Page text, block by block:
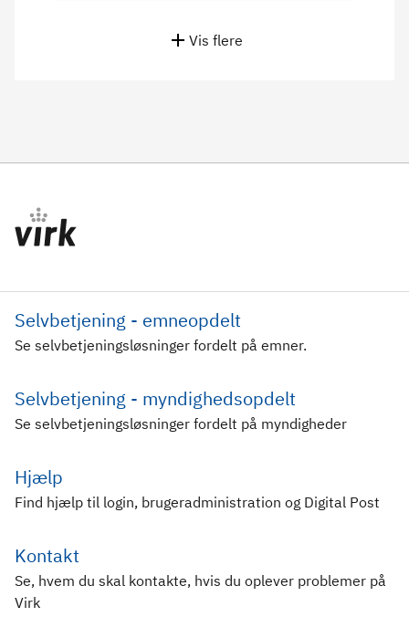
Vis flere
Selvbetjening - emneopdelt
Se selvbetjeningsløsninger fordelt på emner.
Selvbetjening - myndighedsopdelt
Se selvbetjeningsløsninger fordelt på myndigheder
Hjælp
Find hjælp til login, brugeradministration og Digital Post
Kontakt
Se, hvem du skal kontakte, hvis du oplever problemer på
Virk